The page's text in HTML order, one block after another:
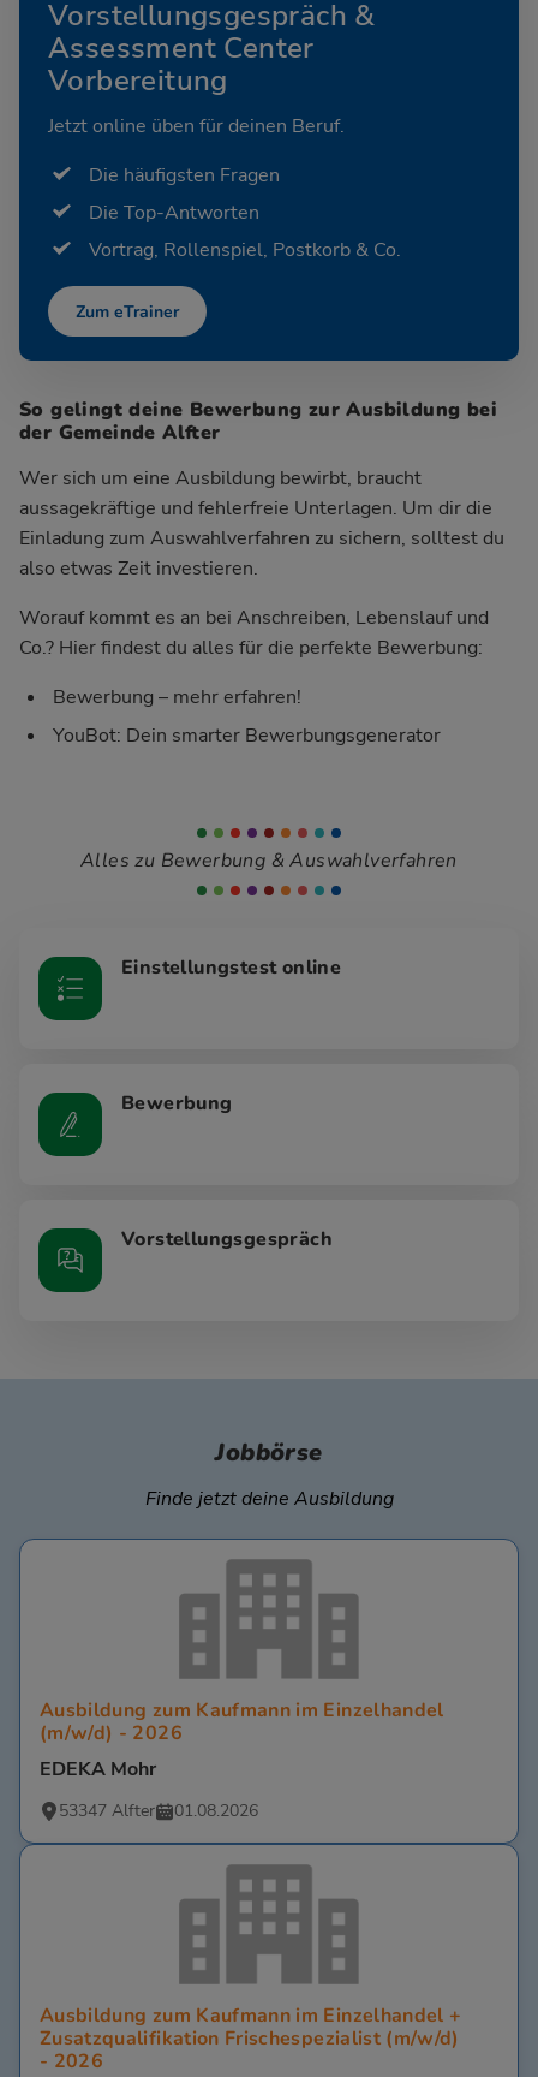
Vorstellungsgespräch &
Assessment Center
Vorbereitung
Jetzt online üben für deinen Beruf.
Die häufigsten Fragen
Die Top-Antworten
Vortrag, Rollenspiel, Postkorb & Co.
Zum eTrainer
So gelingt deine Bewerbung zur Ausbildung bei
der Gemeinde Alfter
Wer sich um eine Ausbildung bewirbt, braucht
aussagekräftige und fehlerfreie Unterlagen. Um dir die
Einladung zum Auswahlverfahren zu sichern, solltest du
also etwas Zeit investieren.
Worauf kommt es an bei Anschreiben, Lebenslauf und
Co.? Hier findest du alles für die perfekte Bewerbung:
Bewerbung – mehr erfahren!
YouBot: Dein smarter Bewerbungsgenerator
Alles zu Bewerbung & Auswahlverfahren
Einstellungstest online
Bewerbung
Vorstellungsgespräch
Jobbörse
Finde jetzt deine Ausbildung
Ausbildung zum Kaufmann im Einzelhandel
(m/w/d) - 2026
EDEKA Mohr
53347 Alfter 01.08.2026
Ausbildung zum Kaufmann im Einzelhandel +
Zusatzqualifikation Frischespezialist (m/w/d)
- 2026